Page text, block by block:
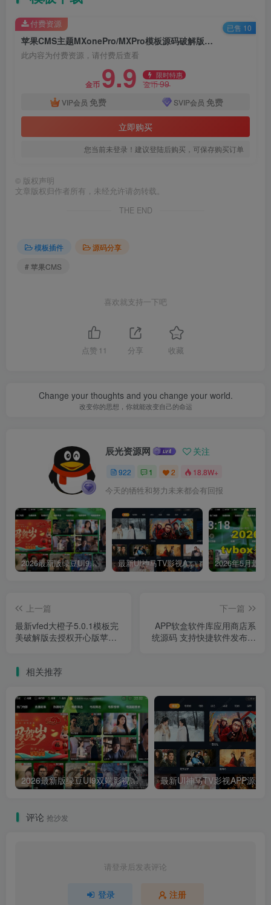
苹果CMS主题MXonePro/MXPro模板源码破解版最新修复二开优化开源版首途第二十九套模板附教程
此内容为付费资源，请付费后查看
金币 9.9 限时特惠
金币99
VIP会员 免费 SVIP会员 免费
立即购买
您当前未登录！建议登陆后购买，可保存购买订单
付费资源 已售 10
© 版权声明
文章版权归作者所有，未经允许请勿转载。
THE END
模板插件
源码分享
# 苹果CMS
喜欢就支持一下吧
点赞 11 分享 收藏
Change your thoughts and you change your world.
改变你的思想，你就能改变自己的命运
辰光资源网 关注
922 1 2 18.8W+
今天的牺牲和努力未来都会有回报
2026最新版绿豆UI9双端影视APP源码 最新UI神马TV影视APP源码 乐檬影视苹果CMS后台 包含前后端源码
上一篇
最新vfed大橙子5.0.1模板完
美破解版去授权开心版苹果
下一篇
APP软盒软件库应用商店系
统源码 支持快捷软件发布接
相关推荐
2026最新版绿豆UI9双端影视APP源码
评论 抢沙发
请登录后发表评论
登录 注册